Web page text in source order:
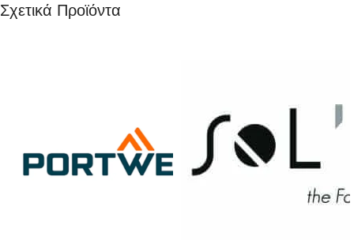
Σχετικά Προϊόντα